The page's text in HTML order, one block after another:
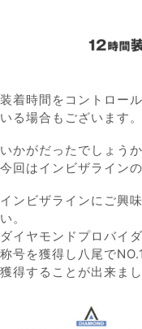
装着時間をコントロー
いる場合もございます。
いかがだったでしょうか
今回はインビザライン
インビザラインにご興
い。
ダイヤモンドプロバイ
称号を獲得し八尾でNO.1
獲得することが出来まし